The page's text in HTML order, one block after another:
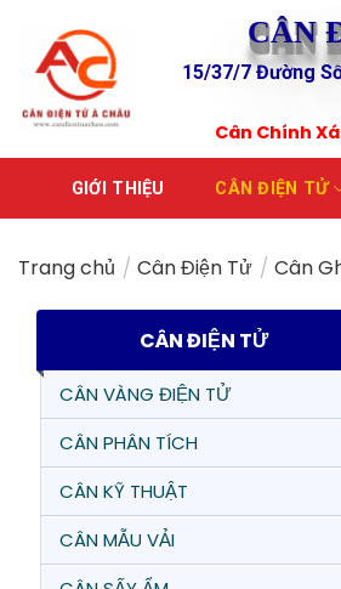
content
CÂN
15/37/7 Đường
Cân Chính
GIỚI THIỆU CÂN ĐIỆN TỬ
Trang chủ / Cân Điện Tử / Cân
CÂN ĐIỆN TỬ
CÂN VÀNG ĐIỆN TỬ
CÂN PHÂN TÍCH
CÂN KỸ THUẬT
CÂN MẪU VẢI